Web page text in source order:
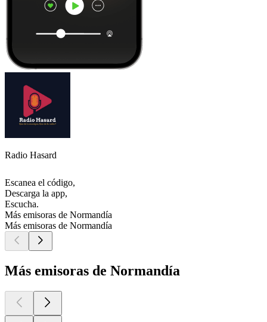
Radio Hasard
Escanea el código,
Descarga la app,
Escucha.
Más emisoras de Normandía
Más emisoras de Normandía
Más emisoras de Normandía